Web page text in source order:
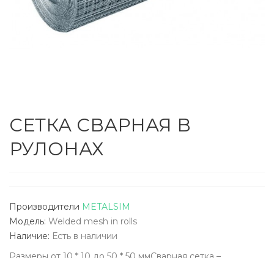
СЕТКА СВАРНАЯ В
РУЛОНАХ
Производители METALSIM
Модель: Welded mesh in rolls
Наличие: Есть в наличии